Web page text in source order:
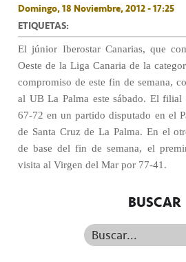
Domingo, 18 Noviembre, 2012 - 17:25
ETIQUETAS:
El júnior Iberostar Canarias, que
Oeste de la Liga Canaria de la
compromiso de este fin de semana,
al UB La Palma este sábado. El filial
67-72 en un partido disputado en el
de Santa Cruz de La Palma. En el
de base del fin de semana, el
visita al Virgen del Mar por 77-41.
BUSCAR
Buscar...